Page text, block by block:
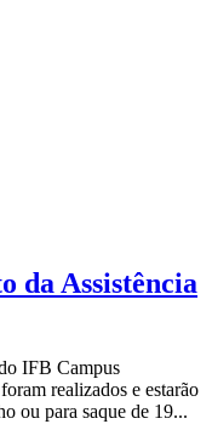
da Assistência
IFB Campus
realizados e estarão
ou para saque de 19...